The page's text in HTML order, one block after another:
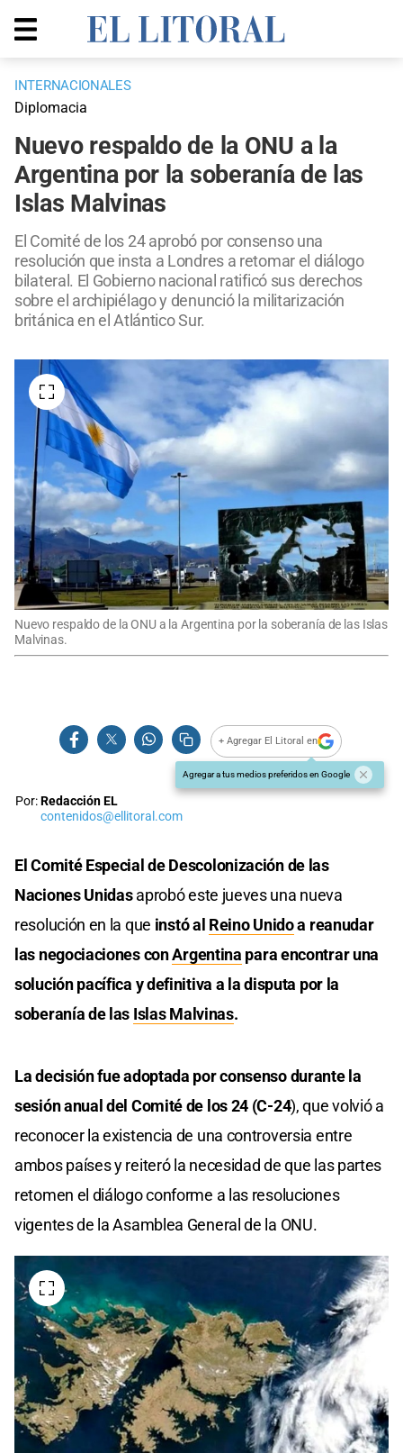
INTERNACIONALES
Diplomacia
Nuevo respaldo de la ONU a la
Argentina por la soberanía de las
Islas Malvinas
El Comité de los 24 aprobó por consenso una
resolución que insta a Londres a retomar el diálogo
bilateral. El Gobierno nacional ratificó sus derechos
sobre el archipiélago y denunció la militarización
británica en el Atlántico Sur.
Nuevo respaldo de la ONU a la Argentina por la soberanía de las Islas
Malvinas.
+ Agregar El Litoral en
Agregar a tus medios preferidos en Google
Por:Redacción EL
contenidos@ellitoral.com
El Comité Especial de Descolonización de las
Naciones Unidasaprobó este jueves una nueva
resolución en la que instó al Reino Unidoa reanudar
las negociaciones conArgentina para encontrar una
solución pacífica y definitiva a la disputa por la
soberanía de las Islas Malvinas.
La decisión fue adoptada por consenso durante la
sesión anual del Comité de los 24 (C-24), que volvió a
reconocer la existencia de una controversia entre
ambos países y reiteró la necesidad de que las partes
retomen el diálogo conforme a las resoluciones
vigentes de la Asamblea General de la ONU.